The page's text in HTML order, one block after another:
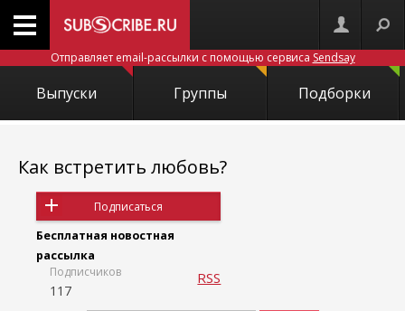
Отправляет email-рассылки с помощью сервиса Sendsay
Выпуски Группы Подборки
Как встретить любовь?
Подписаться
Бесплатная новостная
рассылка
Подписчиков
117
RSS